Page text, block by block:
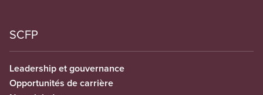
SCFP
Leadership et gouvernance
Opportunités de carrière